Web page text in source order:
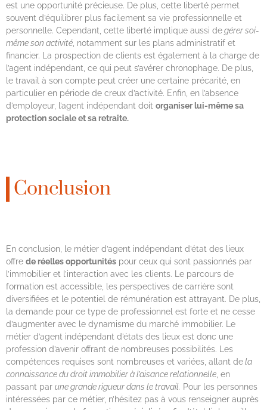
est une opportunité précieuse. De plus, cette liberté permet
souvent d’équilibrer plus facilement sa vie professionnelle et
personnelle. Cependant, cette liberté implique aussi degérer soi-
même son activité , notamment sur les plans administratif et
financier. La prospection de clients est également à la charge de
l’agent indépendant, ce qui peut s’avérer chronophage. De plus,
le travail à son compte peut créer une certaine précarité, en
particulier en période de creux d’activité. Enfin, en l’absence
d’employeur, l’agent indépendant doit organiser lui-même sa
protection sociale et sa retraite.
Conclusion
En conclusion, le métier d’agent indépendant d’état des lieux
offre de réelles opportunités pour ceux qui sont passionnés par
l’immobilier et l’interaction avec les clients. Le parcours de
formation est accessible, les perspectives de carrière sont
diversifiées et le potentiel de rémunération est attrayant. De plus,
la demande pour ce type de professionnel est forte et ne cesse
d’augmenter avec le dynamisme du marché immobilier. Le
métier d’agent indépendant d’états des lieux est donc une
profession d’avenir offrant de nombreuses possibilités. Les
compétences requises sont nombreuses et variées, allant dela
connaissance du droit immobilier à l’aisance relationnelle , en
passant par une grande rigueur dans le travail. Pour les personnes
intéressées par ce métier, n’hésitez pas à vous renseigner auprès